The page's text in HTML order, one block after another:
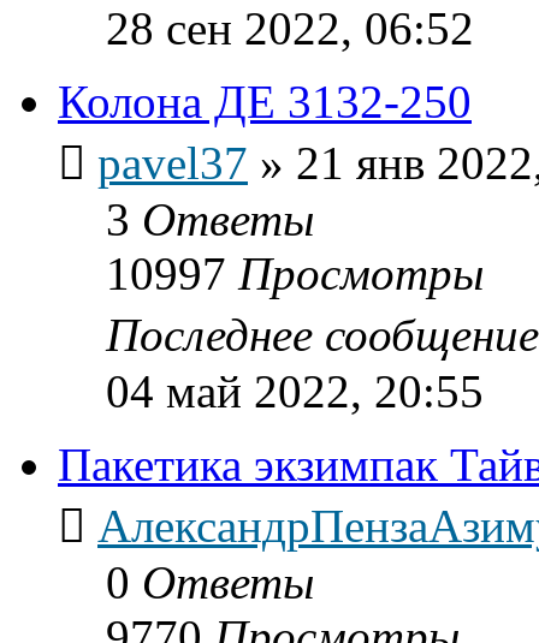
28 сен 2022, 06:52
Колона ДЕ 3132-250
pavel37 » 21 янв
3 Ответы
10997 Просмотры
Последнее
04 май 2022, 20:55
Пакетика экзимпак
0 Ответы